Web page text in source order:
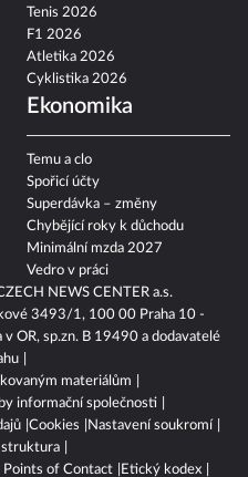
NEWS CENTER a.s.
3493/1, 100 00 Praha 10 -
OR, sp.zn. B 19490 a dodavatelé
materiálům
informační společnosti
Cookies
Nastavení soukromí
struktura
of Contact
Etický kodex
Tenis 2026
F1 2026
Atletika 2026
Cyklistika 2026
Ekonomika
Temu a clo
Spořicí účty
Superdávka – změny
Chybějící roky k důchodu
Minimální mzda 2027
Vedro v práci